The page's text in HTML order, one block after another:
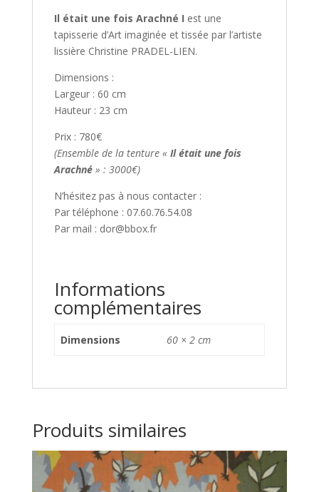
Il était une fois Arachné I est une
tapisserie d’Art imaginée et tissée par l’artiste
lissière Christine PRADEL-LIEN.
Dimensions :
Largeur : 60 cm
Hauteur : 23 cm
Prix : 780€
(Ensemble de la tenture « Il était une fois
Arachné» : 3000€)
N’hésitez pas à nous contacter :
Par téléphone : 07.60.76.54.08
Par mail : dor@bbox.fr
Informations
complémentaires
Dimensions 60 × 2 cm
Produits similaires